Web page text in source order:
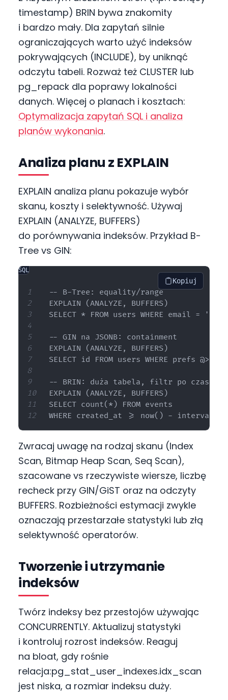
timestamp) BRIN bywa znakomity
i bardzo mały. Dla zapytań silnie
ograniczających warto użyć indeksów
pokrywających (INCLUDE), by uniknąć
odczytu tabeli. Rozważ też CLUSTER lub
pg_repack dla poprawy lokalności
danych. Więcej o planach i kosztach:
Optymalizacja zapytań SQL i analiza
planów wykonania.
Analiza planu z EXPLAIN
EXPLAIN analiza planu pokazuje wybór
skanu, koszty i selektywność. Używaj
EXPLAIN (ANALYZE, BUFFERS)
do porównywania indeksów. Przykład B-
Tree vs GIN:
SQL
Kopiuj
-- B-Tree: equality/range
EXPLAIN (ANALYZE, BUFFERS)
SELECT * FROM users WHERE email =
-- GIN na JSONB: containment
EXPLAIN (ANALYZE, BUFFERS)
SELECT id FROM users WHERE prefs
-- BRIN: duża tabela, filtr po czasie
EXPLAIN (ANALYZE, BUFFERS)
SELECT count(*) FROM events
Zwracaj uwagę na rodzaj skanu (Index
Scan, Bitmap Heap Scan, Seq Scan),
szacowane vs rzeczywiste wiersze, liczbę
recheck przy GIN/GiST oraz na odczyty
BUFFERS. Rozbieżności estymacji zwykle
oznaczają przestarzałe statystyki lub złą
selektywność operatorów.
Tworzenie i utrzymanie
indeksów
Twórz indeksy bez przestojów używając
CONCURRENTLY. Aktualizuj statystyki
i kontroluj rozrost indeksów. Reaguj
na bloat, gdy rośnie
relacja:pg_stat_user_indexes.idx_scan
jest niska, a rozmiar indeksu duży.